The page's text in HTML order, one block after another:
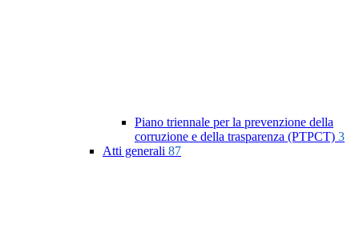
Piano triennale per la prevenzione della
corruzione e della trasparenza (PTPCT) 3
Atti generali 87